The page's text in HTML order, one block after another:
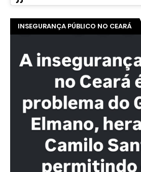
INSEGURANÇA PÚBLICO NO CEARÁ